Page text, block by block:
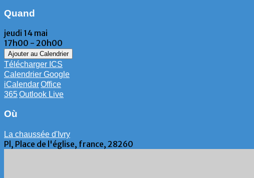
Quand
jeudi 14 mai
17h00 - 20h00
Ajouter au Calendrier
Télécharger ICS
Calendrier Google
iCalendarOffice
365Outlook Live
Où
La chaussée d'Ivry
Pl, Place de l'église, france, 28260